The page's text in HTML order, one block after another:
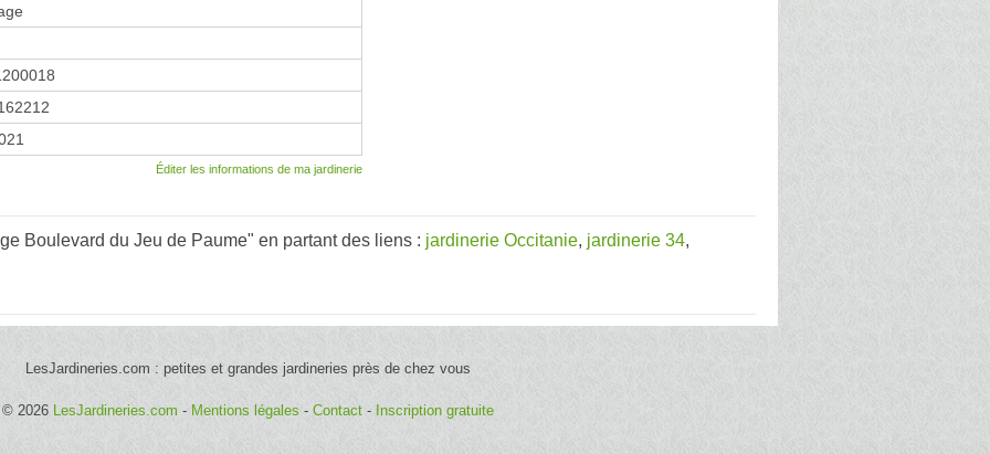
Éditer les informations de ma jardinerie
Boulevard du Jeu de Paume" en partant des liens : jardinerie Occitanie, jardinerie 34,
LesJardineries.com : petites et grandes jardineries près de chez vous
© 2026 LesJardineries.com - Mentions légales - Contact- Inscription gratuite